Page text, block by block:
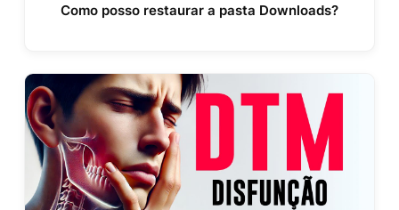
Como posso restaurar a pasta Downloads?